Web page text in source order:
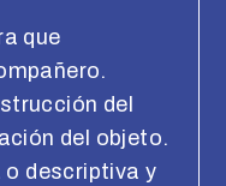
que
del
del objeto.
descriptiva y